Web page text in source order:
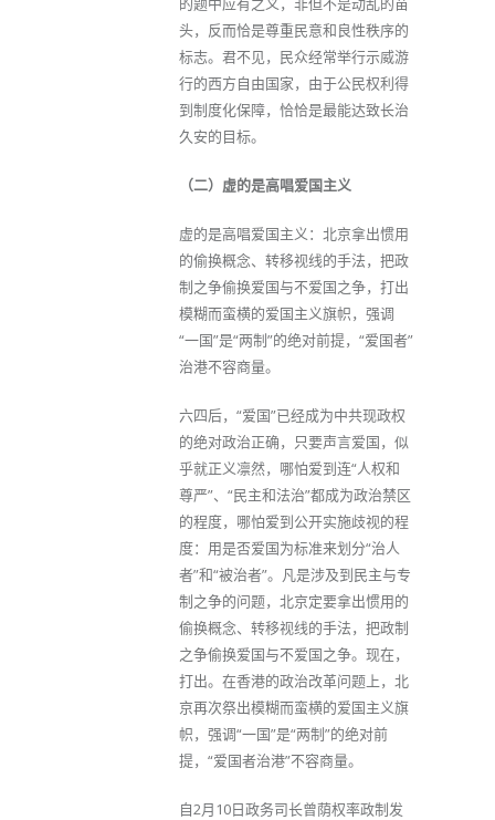
头，反而恰是尊重民意和良性秩序的
标志。君不见，民众经常举行示威游
行的西方自由国家，由于公民权利得
到制度化保障，恰恰是最能达致长治
久安的目标。
（二）虚的是高唱爱国主义
虚的是高唱爱国主义：北京拿出惯用
的偷换概念、转移视线的手法，把政
制之争偷换爱国与不爱国之争，打出
模糊而蛮横的爱国主义旗帜，强调
“一国”是“两制”的绝对前提，“爱国者”
治港不容商量。
六四后，“爱国”已经成为中共现政权
的绝对政治正确，只要声言爱国，似
乎就正义凛然，哪怕爱到连“人权和
尊严”、“民主和法治”都成为政治禁区
的程度，哪怕爱到公开实施歧视的程
度：用是否爱国为标准来划分“治人
者”和“被治者”。凡是涉及到民主与专
制之争的问题，北京定要拿出惯用的
偷换概念、转移视线的手法，把政制
之争偷换爱国与不爱国之争。现在，
打出。在香港的政治改革问题上，北
京再次祭出模糊而蛮横的爱国主义旗
帜，强调“一国”是“两制”的绝对前
提，“爱国者治港”不容商量。
自2月10日政务司长曾荫权率政制发